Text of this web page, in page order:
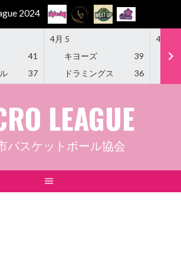
2024
41
37
4月 5
キヨーズ
39
ドラミングス
36
4月 5
LEAGUE
バスケットボール協会